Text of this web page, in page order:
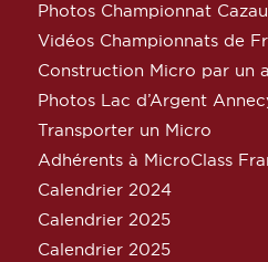
Photos Championnat
Vidéos Championnats de
Construction Micro par un
Photos Lac d’Argent
Transporter un Micro
Adhérents à MicroClass
Calendrier 2024
Calendrier 2025
Calendrier 2025